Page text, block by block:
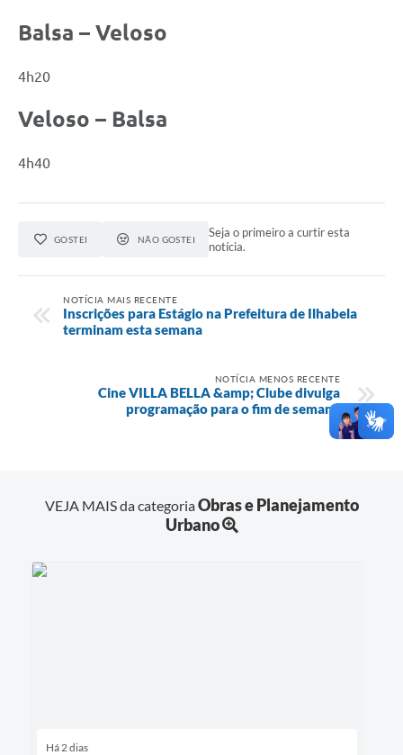
Balsa – Veloso
4h20
Veloso – Balsa
4h40
GOSTEI NÃO GOSTEI
Seja o primeiro a curtir esta
notícia.
NOTÍCIA MAIS RECENTE
Inscrições para Estágio na Prefeitura de Ilhabela
terminam esta semana
NOTÍCIA MENOS RECENTE
Cine VILLA BELLA &amp; Clube divulga
programação para o fim de semana
VEJA MAIS da categoriaObras e Planejamento
Urbano
Há 2 dias